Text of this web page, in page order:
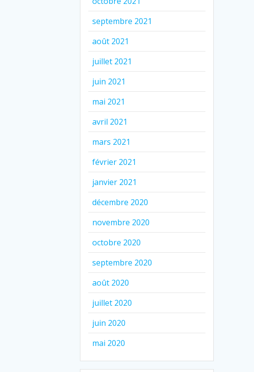
septembre 2021
août 2021
juillet 2021
juin 2021
mai 2021
avril 2021
mars 2021
février 2021
janvier 2021
décembre 2020
novembre 2020
octobre 2020
septembre 2020
août 2020
juillet 2020
juin 2020
mai 2020